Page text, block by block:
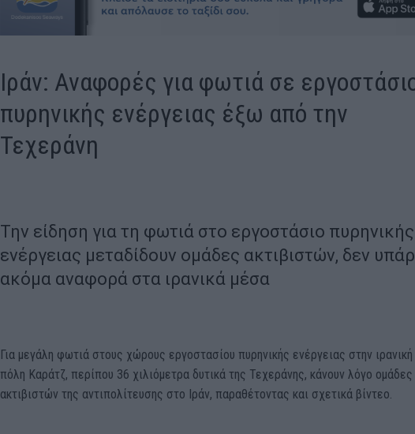
Ιράν: Αναφορές για φωτιά σε
πυρηνικής ενέργειας έξω από την
Τεχεράνη
Την είδηση για τη φωτιά στο εργοστάσιο πυρηνικής
ενέργειας μεταδίδουν ομάδες ακτιβιστών, δεν
ακόμα αναφορά στα ιρανικά μέσα
Για μεγάλη φωτιά στους χώρους εργοστασίου πυρηνικής ενέργειας στην ιρανική
πόλη Καράτζ, περίπου 36 χιλιόμετρα δυτικά της Τεχεράνης, κάνουν λόγο ομάδες
ακτιβιστών της αντιπολίτευσης στο Ιράν, παραθέτοντας και σχετικά βίντεο.